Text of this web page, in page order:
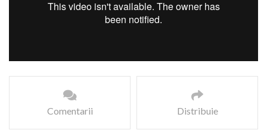
Comentarii Distribuie